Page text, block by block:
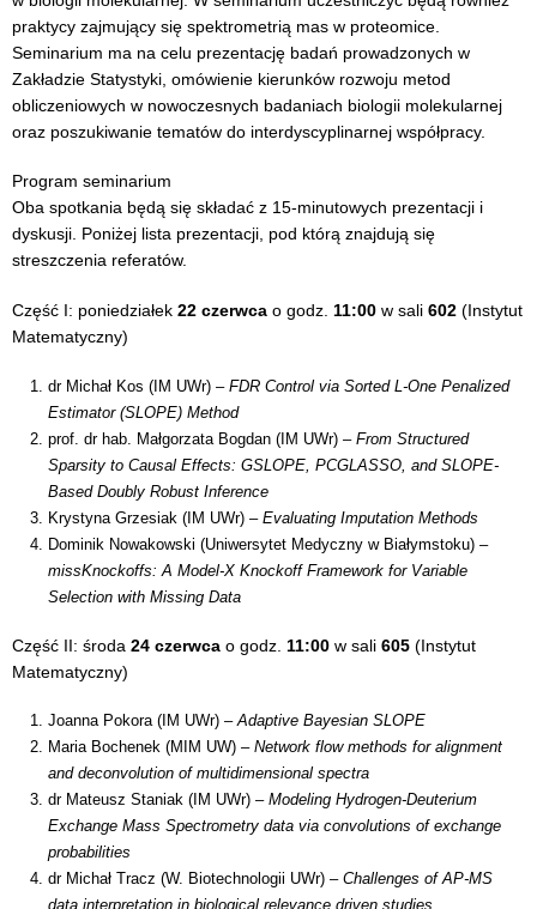
praktycy zajmujący się spektrometrią mas w proteomice.
Seminarium ma na celu prezentację badań prowadzonych w
Zakładzie Statystyki, omówienie kierunków rozwoju metod
obliczeniowych w nowoczesnych badaniach biologii molekularnej
oraz poszukiwanie tematów do interdyscyplinarnej współpracy.
Program seminarium
Oba spotkania będą się składać z 15-minutowych prezentacji i
dyskusji. Poniżej lista prezentacji, pod którą znajdują się
streszczenia referatów.
Część I: poniedziałek 22 czerwca o godz. 11:00 w sali 602 (Instytut
Matematyczny)
dr Michał Kos (IM UWr) – FDR Control via Sorted L-One Penalized
Estimator (SLOPE) Method
prof. dr hab. Małgorzata Bogdan (IM UWr) – From Structured
Sparsity to Causal Effects: GSLOPE, PCGLASSO, and SLOPE-
Based Doubly Robust Inference
Krystyna Grzesiak (IM UWr) – Evaluating Imputation Methods
Dominik Nowakowski (Uniwersytet Medyczny w Białymstoku) –
missKnockoffs: A Model-X Knockoff Framework for Variable
Selection with Missing Data
Część II: środa 24 czerwca o godz. 11:00 w sali 605 (Instytut
Matematyczny)
Joanna Pokora (IM UWr) –Adaptive Bayesian SLOPE
Maria Bochenek (MIM UW) – Network flow methods for alignment
and deconvolution of multidimensional spectra
dr Mateusz Staniak (IM UWr) – Modeling Hydrogen-Deuterium
Exchange Mass Spectrometry data via convolutions of exchange
probabilities
dr Michał Tracz (W. Biotechnologii UWr) – Challenges of AP-MS
data interpretation in biological relevance driven studies